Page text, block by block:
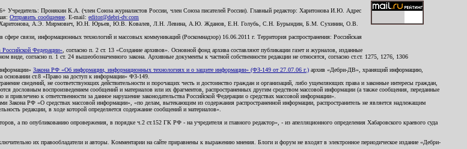
Учредитель: Пронякин К.А. (член Союза журналистов России, член Союза писателей России). Главный редактор: Харитонова И.Ю. Адрес
Отправить сообщение . E-mail: editor@debri-dv.com
Харитонова, А.Э. Мирмович, Ю.Н. Юрьев, Ю.В. Ковалев, Л.Н. Левина, А.Ю. Жданов, Е.Н. Голубь, С.Н. Бурындин, Б.М. Сухинин, О.В.
связи, информационных технологий и массовых коммуникаций (Роскомнадзор) 16.06.2011 г. Территория распространения: Российская
Федерации» , согласно п. 2 ст. 13 «Создание архивов». Основной фонд архива составляют публикации газет и журналов, изданные
согласно п. 1 ст. 24 вышеобозначенного закона. Архивные документы к частной собственности редакции не относятся, согласно ст.ст. 1275, 1276, 1306
Закона РФ «Об информации, информационных технологиях и о защите информации» (ФЗ-149 от 27.07.06 г.) архив «Дебри-ДВ», хранящий информацию,
основании ст.8 «Право на доступ к информации» ФЗ-149.
сведений, не соответствующих действительности и порочащих честь и достоинство граждан и организаций, либо ущемляющих права и законные интересы граждан,
дословным воспроизведением сообщений и материалов или их фрагментов, распространенных другим средством массовой информации (а также сообщения, переданные
к ответственности за данное нарушение законодательства Российской Федерации о средствах массовой информации».
РФ «О средствах массовой информации», «по делам, вытекающим из содержания распространенной информации, распространитель не является надлежащим
редакции, в ходе которой определяется содержание сообщений и материалов».
а по опубликованию опровержения, в порядке ч.2 ст.152 ГК РФ - на учредителя и главного редактор», - из апелляционного определения Хабаровского краевого суда
их правообладатели и авторы. Комментарии на сайте приравнены к выражению мнения. Блоги и форум не входят в электронное периодическое издание «Дебри-